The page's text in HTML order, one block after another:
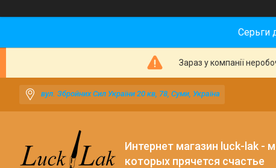
Серьги
Зараз у компанії
вул. Збройних Сил України 20 кв, 78, Суми, Україна
Интернет магазин luck-lak -
которых прячется счастье